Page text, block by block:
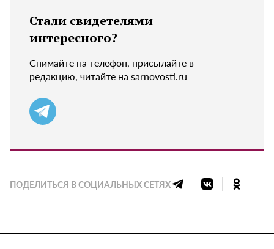
Стали свидетелями
интересного?
Снимайте на телефон, присылайте в
редакцию, читайте на sarnovosti.ru
ПОДЕЛИТЬСЯ В СОЦИАЛЬНЫХ СЕТЯХ